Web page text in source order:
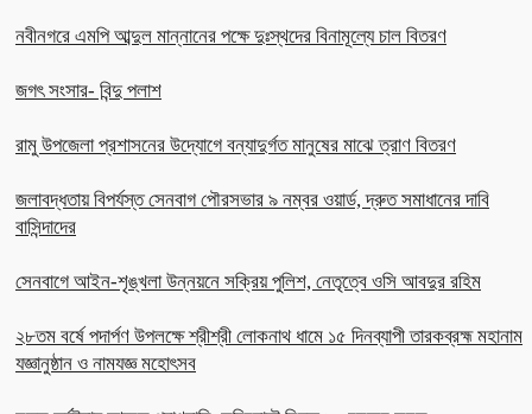
নবীনগরে এমপি আব্দুল মান্নানের পক্ষে দুঃস্থদের বিনামূল্যে চাল বিতরণ
জগৎ সংসার- বিন্দু পলাশ
রামু উপজেলা প্রশাসনের উদ্যোগে বন্যাদুর্গত মানুষের মাঝে ত্রাণ বিতরণ
জলাবদ্ধতায় বিপর্যস্ত সেনবাগ পৌরসভার ৯ নম্বর ওয়ার্ড, দ্রুত সমাধানের দাবি
বাসিন্দাদের
সেনবাগে আইন-শৃঙ্খলা উন্নয়নে সক্রিয় পুলিশ, নেতৃত্বে ওসি আবদুর রহিম
২৮তম বর্ষে পদার্পণ উপলক্ষে শ্রীশ্রী লোকনাথ ধামে ১৫ দিনব্যাপী তারকব্রহ্ম মহানাম
যজ্ঞানুষ্ঠান ও নামযজ্ঞ মহোৎসব